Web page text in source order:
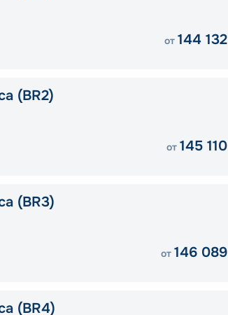
от 144 132
(BR2)
от 145 110
(BR3)
от 146 089
(BR4)